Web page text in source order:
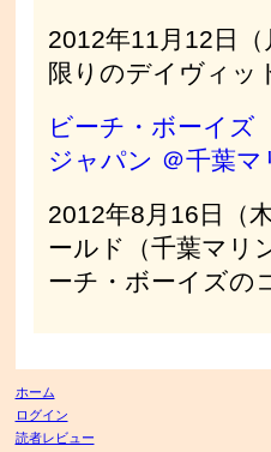
2012年11月12日
限りのデイヴィッ
ビーチ・ボーイ
ジャパン ＠千葉
2012年8月16日（
ールド（千葉マリ
ーチ・ボーイズの
ホーム
ログイン
読者レビュー